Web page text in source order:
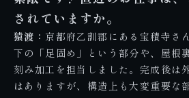
されていますか。
猿渡： 京都府乙訓郡にある宝積寺さ
下の「足固め」という部分や、屋根
刻み加工を担当しました。完成後は
はありますが、構造上も大変重要な